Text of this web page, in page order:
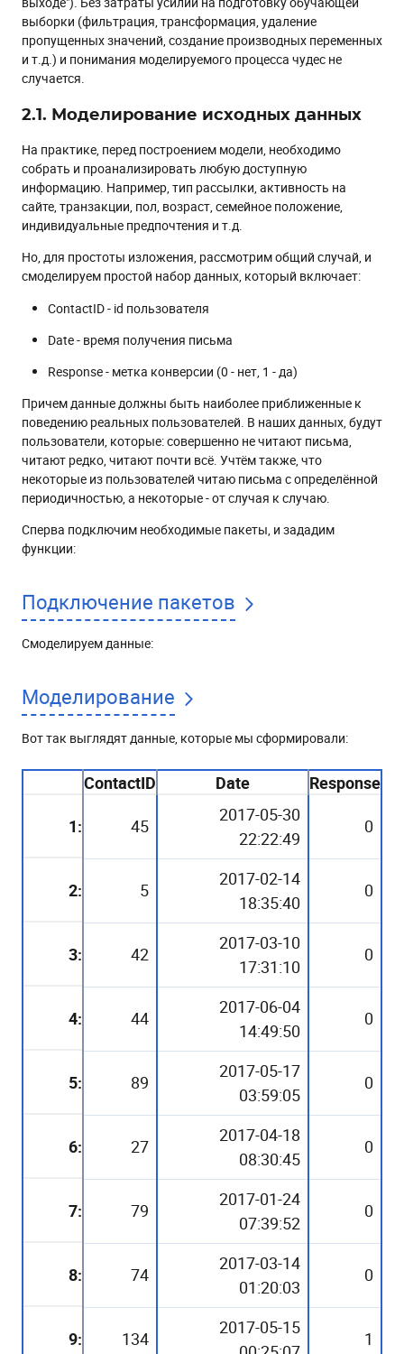
выборки (фильтрация, трансформация, удаление
пропущенных значений, создание производных переменных
и т.д.) и понимания моделируемого процесса чудес не
случается.
2.1. Моделирование исходных данных
На практике, перед построением модели, необходимо
собрать и проанализировать любую доступную
информацию. Например, тип рассылки, активность на
сайте, транзакции, пол, возраст, семейное положение,
индивидуальные предпочтения и т.д.
Но, для простоты изложения, рассмотрим общий случай, и
смоделируем простой набор данных, который включает:
ContactID - id пользователя
Date - время получения письма
Response - метка конверсии (0 - нет, 1 - да)
Причем данные должны быть наиболее приближенные к
поведению реальных пользователей. В наших данных, будут
пользователи, которые: совершенно не читают письма,
читают редко, читают почти всё. Учтём также, что
некоторые из пользователей читаю письма с определённой
периодичностью, а некоторые - от случая к случаю.
Сперва подключим необходимые пакеты, и зададим
функции:
Подключение пакетов
Смоделируем данные:
Моделирование
Вот так выглядят данные, которые мы сформировали:
ContactID Date
Response
1:
45
2017-05-30
22:22:49
0
2: 5
2017-02-14
18:35:40
0
3: 42
2017-03-10
17:31:10
0
4: 44
2017-06-04
14:49:50
0
5: 89
2017-05-17
03:59:05
0
6: 27
2017-04-18
08:30:45
0
7: 79
2017-01-24
07:39:52
0
8: 74
2017-03-14
01:20:03
0
9: 134
2017-05-15
1